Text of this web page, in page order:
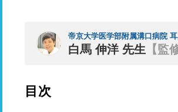
帝京大学医学部附属溝口病院
白馬 伸洋 先生 【監
目次